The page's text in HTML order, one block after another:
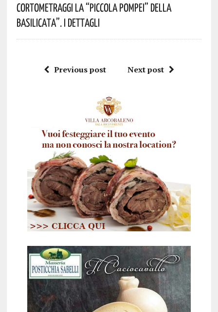
Cortometraggi La “Piccola Pompei” Della
Basilicata”. I Dettagli
Previous post Next post